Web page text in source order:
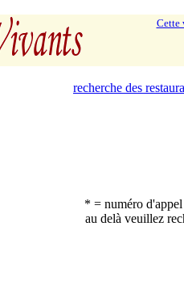
Cette
recherche des
* = numéro
au delà veuillez